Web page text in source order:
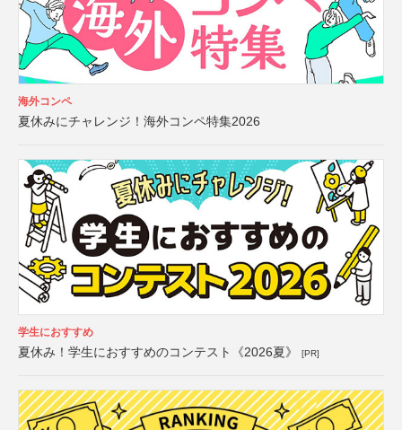
海外コンペ
夏休みにチャレンジ！海外コンペ特集2026
学生におすすめ
夏休み！学生におすすめのコンテスト《2026夏》 [PR]